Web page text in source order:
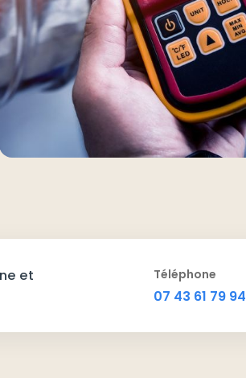
et
Téléphone
07 43 61 79 94